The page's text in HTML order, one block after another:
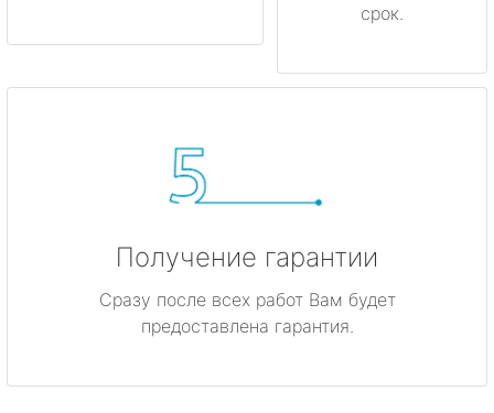
срок.
Получение гарантии
Сразу после всех работ Вам будет
предоставлена гарантия.